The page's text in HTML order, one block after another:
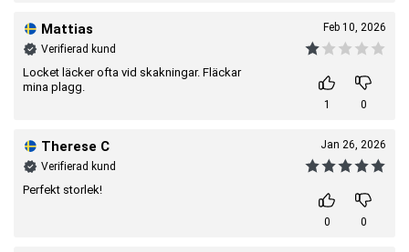
Mattias
Verifierad kund
Locket läcker ofta vid skakningar. Fläckar
mina plagg.
Feb 10, 2026
1 0
Therese C
Verifierad kund
Perfekt storlek!
Jan 26, 2026
0 0